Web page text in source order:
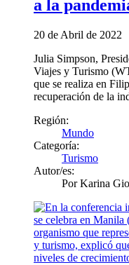
a la
20 de Abril de 2022
Julia Simpson,
Viajes y Turismo
que se realiza en
recuperación de la
Región:
Mundo
Categoría:
Turismo
Autor/es:
Por Karina